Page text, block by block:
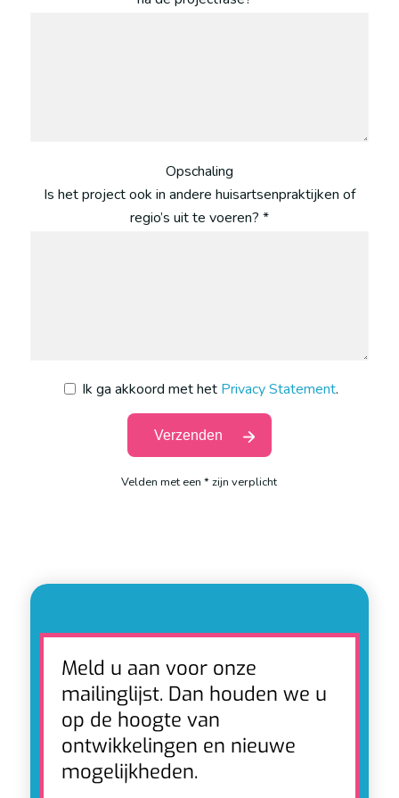
Opschaling
Is het project ook in andere huisartsenpraktijken of
regio’s uit te voeren? *
Ik ga akkoord met het Privacy Statement.
Velden met een * zijn verplicht
Meld u aan voor onze
mailinglijst. Dan houden we u
op de hoogte van
ontwikkelingen en nieuwe
mogelijkheden.